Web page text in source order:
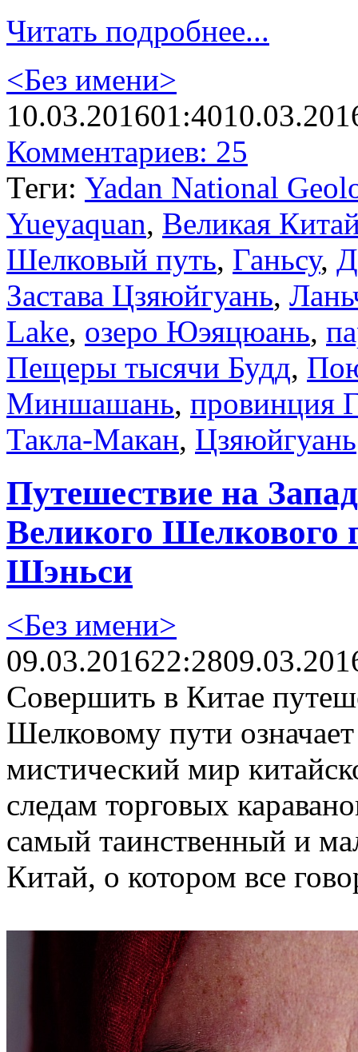
Читать подробнее...
<Без имени>
10.03.201601:40
Комментариев: 25
Теги: Yadan National
Yueyaquan, Великая
Шелковый путь, Ганьсу,
Застава Цзяюйгуань,
Lake, озеро Юэяцюань,
Пещеры тысячи Будд,
Миншашань, провинция
Такла-Макан, Цзяюйгуань
Путешествие на
Великого Шелкового
Шэньси
<Без имени>
09.03.201622:28
Совершить в Китае
Шелковому пути
мистический мир
следам торговых
самый таинственный и
Китай, о котором все